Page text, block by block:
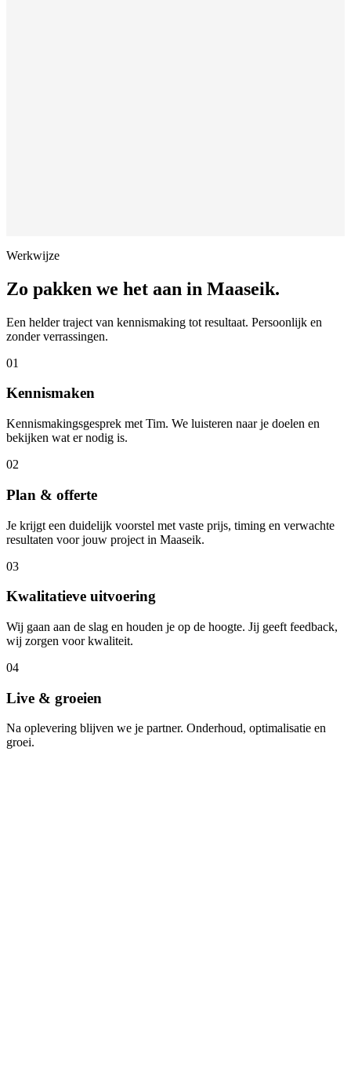
Werkwijze
Zo pakken we het aan in Maaseik.
Een helder traject van kennismaking tot resultaat. Persoonlijk en
zonder verrassingen.
01
Kennismaken
Kennismakingsgesprek met Tim. We luisteren naar je doelen en
bekijken wat er nodig is.
02
Plan & offerte
Je krijgt een duidelijk voorstel met vaste prijs, timing en verwachte
resultaten voor jouw project in Maaseik.
03
Kwalitatieve uitvoering
Wij gaan aan de slag en houden je op de hoogte. Jij geeft feedback,
wij zorgen voor kwaliteit.
04
Live & groeien
Na oplevering blijven we je partner. Onderhoud, optimalisatie en
groei.